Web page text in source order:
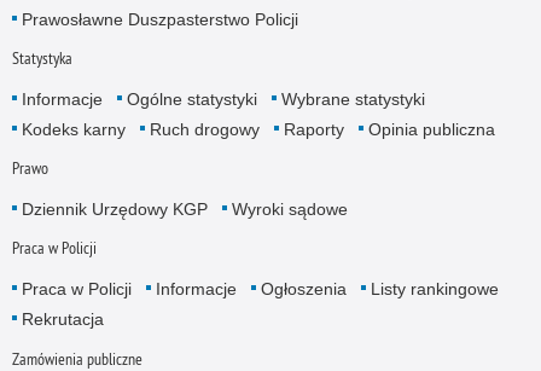
Prawosławne Duszpasterstwo Policji
Statystyka
Informacje Ogólne statystyki
Wybrane statystyki
Kodeks karny
Ruch drogowy Raporty Opinia publiczna
Prawo
Dziennik Urzędowy KGP Wyroki sądowe
Praca w Policji
Praca w Policji Informacje Ogłoszenia
Listy rankingowe
Rekrutacja
Zamówienia publiczne